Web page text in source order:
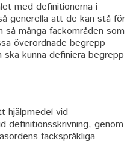
med definitionerna i
generella att de kan stå för
så många fackområden som
överordnade begrepp
kunna definiera begrepp
hjälpmedel vid
definitionsskrivning, genom
fackspråkliga